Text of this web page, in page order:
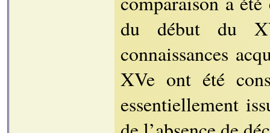
du début du
connaissances
XVe ont été
essentiellement